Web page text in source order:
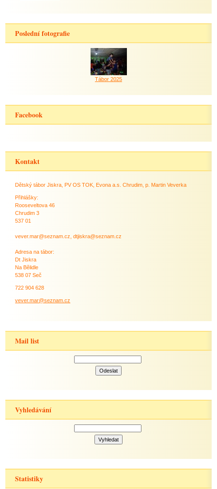
Poslední fotografie
Tábor 2025
Facebook
Kontakt
Dětský tábor Jiskra, PV OS TOK, Evona a.s. Chrudim, p. Martin Veverka
Přihlášky:
Rooseveltova 46
Chrudim 3
537 01
vever.mar@seznam.cz, dtjiskra@seznam.cz
Adresa na tábor:
Dt Jiskra
Na Bělidle
538 07 Seč
722 904 628
vever.mar@seznam.cz
Mail list
Vyhledávání
Statistiky